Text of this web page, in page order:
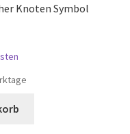
Knoten Symbol